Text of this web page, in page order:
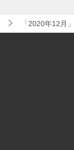
「2020年12月